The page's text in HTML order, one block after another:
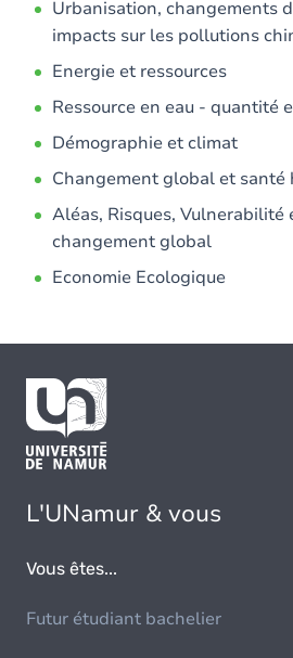
Urbanisation, changements
impacts sur les pollutions
Energie et ressources
Ressource en eau - quantité
Démographie et climat
Changement global et santé
Aléas, Risques, Vulnerabilité
changement global
Economie Ecologique
L'UNamur & vous
Vous êtes...
Futur étudiant bachelier